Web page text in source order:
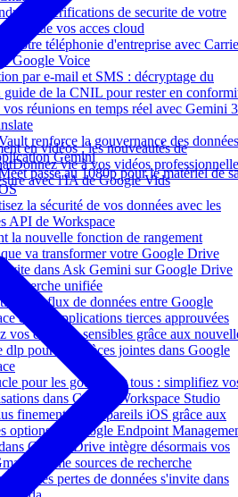
les verifications de securite de votre
lors de vos acces cloud
votre téléphonie d'entreprise avec
Google Voice
par e-mail et SMS : décryptage du
guide de la CNIL pour rester en
réunions en temps réel avec Gemini
renforce la gouvernance des données
Gemini
passe au 1080p pour le matériel de
la sécurité de vos données avec les
API de Workspace
la nouvelle fonction de rangement
va transformer votre Google Drive
dans Ask Gemini sur Google Drive
recherche unifiée
des flux de données entre Google
et vos applications tierces approuvées
vos données sensibles grâce aux
dlp pour vos pièces jointes dans Google
pour les gouverner tous : simplifiez
dans Google Workspace Studio
finement vos appareils iOS grâce aux
options de Google Endpoint
Google Drive intègre désormais vos
comme sources de recherche
des pertes de données s'invite dans
en vidéos : les nouveautés de
Donnez vie à vos vidéos
avec l'IA de Google Vids